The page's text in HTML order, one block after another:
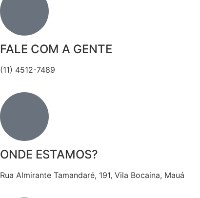
FALE COM A GENTE
(11) 4512-7489
ONDE ESTAMOS?
Rua Almirante Tamandaré, 191, Vila Bocaina, Mauá